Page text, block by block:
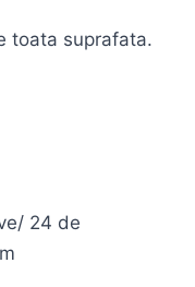
toata suprafata.
24 de